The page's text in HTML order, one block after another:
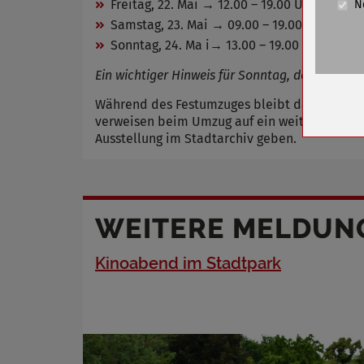
Freitag, 22. Mai → 12.00 – 19.00 Uhr
Samstag, 23. Mai → 09.00 – 19.00 Uhr
Sonntag, 24. Ma i→ 13.00 – 19.00 Uhr
Ein wichtiger Hinweis für Sonntag, den 24.
Während des Festumzuges bleibt das
verweisen beim Umzug auf ein weiteres
Ausstellung im Stadtarchiv geben.
WEITERE
Kinoabend im Stadtpark
Cookie
Anbieter